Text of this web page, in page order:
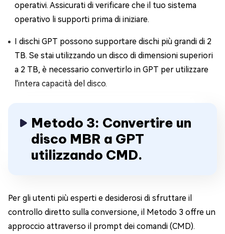
operativi. Assicurati di verificare che il tuo sistema
operativo li supporti prima di iniziare.
I dischi GPT possono supportare dischi più grandi di 2
TB. Se stai utilizzando un disco di dimensioni superiori
a 2 TB, è necessario convertirlo in GPT per utilizzare
l'intera capacità del disco.
Metodo 3: Convertire un
disco MBR a GPT
utilizzando CMD.
Per gli utenti più esperti e desiderosi di sfruttare il
controllo diretto sulla conversione, il Metodo 3 offre un
approccio attraverso il prompt dei comandi (CMD).